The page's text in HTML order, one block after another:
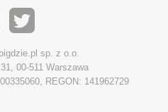
sp. z o.o.
00-511 Warszawa
REGON: 141962729